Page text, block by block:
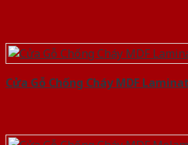
Cửa Gỗ Chống Cháy MDF